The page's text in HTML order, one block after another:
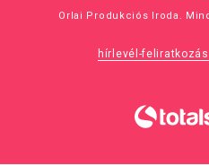
Orlai Produkciós Iroda.
hírlevél-feliratkozás